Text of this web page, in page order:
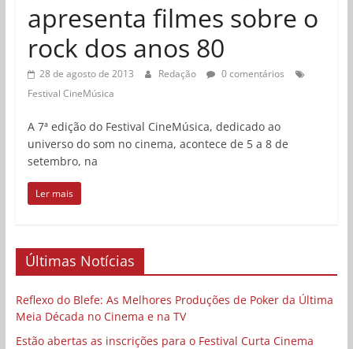
apresenta filmes sobre o
rock dos anos 80
28 de agosto de 2013 Redação
0 comentários
Festival CineMúsica
A 7ª edição do Festival CineMúsica, dedicado ao
universo do som no cinema, acontece de 5 a 8 de
setembro, na
Ler mais
Últimas Notícias
Reflexo do Blefe: As Melhores Produções de Poker da Última
Meia Década no Cinema e na TV
Estão abertas as inscrições para o Festival Curta Cinema